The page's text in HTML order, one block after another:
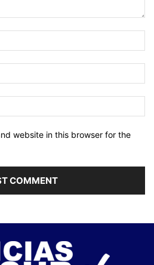
website in this browser for the